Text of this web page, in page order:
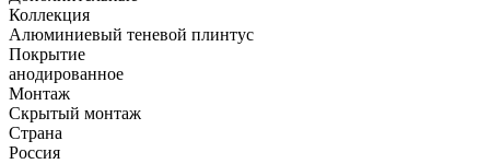
Коллекция
Алюминиевый теневой плинтус
Покрытие
анодированное
Монтаж
Скрытый монтаж
Страна
Россия